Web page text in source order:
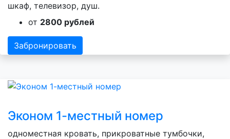
шкаф, телевизор, душ.
от 2800 рублей
Забронировать
Эконом 1-местный номер
одноместная кровать, прикроватные тумбочки,